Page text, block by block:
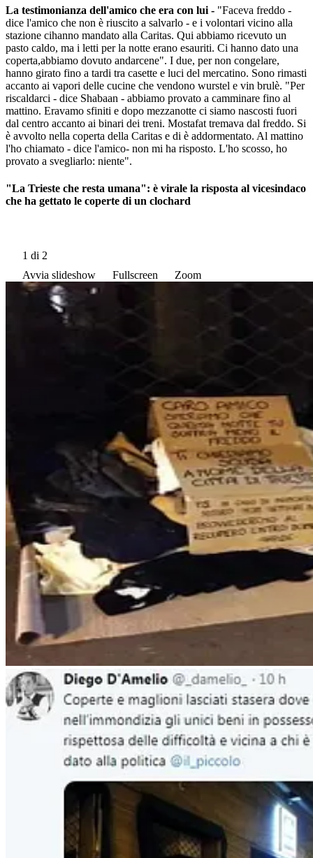
La testimonianza dell'amico che era con lui - "Faceva freddo -
dice l'amico che non è riuscito a salvarlo - e i volontari vicino alla
stazione cihanno mandato alla Caritas. Qui abbiamo ricevuto un
pasto caldo, ma i letti per la notte erano esauriti. Ci hanno dato una
coperta,abbiamo dovuto andarcene". I due, per non congelare,
hanno girato fino a tardi tra casette e luci del mercatino. Sono rimasti
accanto ai vapori delle cucine che vendono wurstel e vin brulè. "Per
riscaldarci - dice Shabaan - abbiamo provato a camminare fino al
mattino. Eravamo sfiniti e dopo mezzanotte ci siamo nascosti fuori
dal centro accanto ai binari dei treni. Mostafat tremava dal freddo. Si
è avvolto nella coperta della Caritas e di è addormentato. Al mattino
l'ho chiamato - dice l'amico- non mi ha risposto. L'ho scosso, ho
provato a svegliarlo: niente".
"La Trieste che resta umana": è virale la risposta al vicesindaco
che ha gettato le coperte di un clochard
1 di 2
Avvia slideshow
Fullscreen Zoom